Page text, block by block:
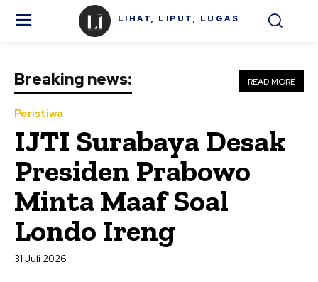
LIHAT, LIPUT, LUGAS
READ MORE
Breaking news:
Peristiwa
IJTI Surabaya Desak
Presiden Prabowo
Minta Maaf Soal
Londo Ireng
31 Juli 2026